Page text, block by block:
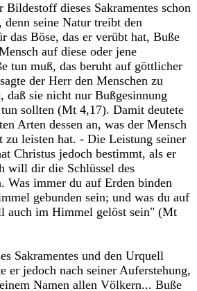
Bildestoff dieses Sakramentes schon
seine Natur treibt den
das Böse, das er verübt hat, Buße
auf diese oder jene
tun muß, das beruht auf göttlicher
der Herr den Menschen zu
daß sie nicht nur Bußgesinnung
sollten (Mt 4,17). Damit deutete
Arten dessen an, was der Mensch
zu leisten hat. - Die Leistung seiner
Christus jedoch bestimmt, als er
will dir die Schlüssel des
Was immer du auf Erden binden
gebunden sein; und was du auf
auch im Himmel gelöst sein" (Mt
Sakramentes und den Urquell
er jedoch nach seiner Auferstehung,
Namen allen Völkern... Buße